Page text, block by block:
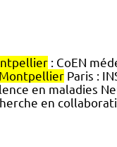
: CoEN
MontpellierParis :
en maladies
en